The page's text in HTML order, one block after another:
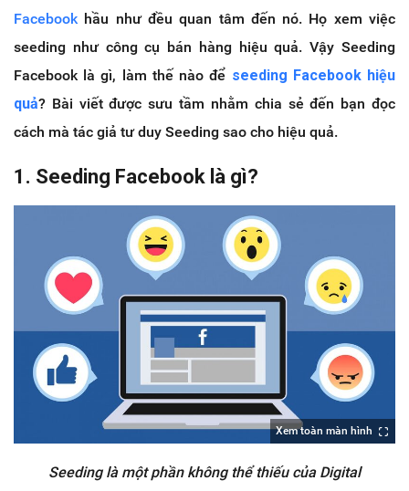
Facebook hầu như đều quan tâm đến nó. Họ xem việc
seeding như công cụ bán hàng hiệu quả. Vậy Seeding
Facebook là gì, làm thế nào để seeding Facebook hiệu
quả? Bài viết được sưu tầm nhằm chia sẻ đến bạn đọc
cách mà tác giả tư duy Seeding sao cho hiệu quả.
1. Seeding Facebook là gì?
Xem toàn màn hình
Seeding là một phần không thể thiếu của Digital